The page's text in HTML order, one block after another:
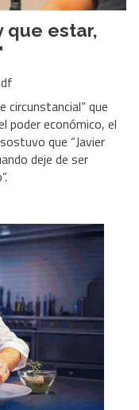
que estar,
circunstancial” que
poder económico, el
que “Javier
deje de ser